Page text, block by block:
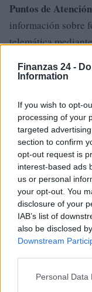
Finanzas 24 -
Information
If you wish to opt-
processing of your
targeted
section to confirm
opt-out request is
interest-based ads
us or personal
your opt-out. You
disclosure of your
IAB’s list of
also be disclosed
Downstream
Please note that
Personal Data
Puntos de
información sobre
telemática
materias como
Si necesitas
los trámites,
General de la
comercio. Estas
detallados y
solicitudes y
AUTOR
Staff